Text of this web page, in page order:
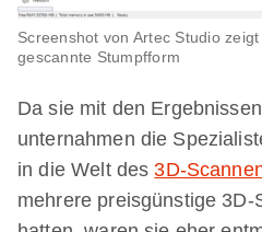
Screenshot von Artec Studio
gescannte Stumpfform
Da sie mit den
unternahmen die
in die Welt des3D-
mehrere preisgünstige 3D-